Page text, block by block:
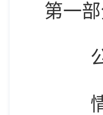
第一